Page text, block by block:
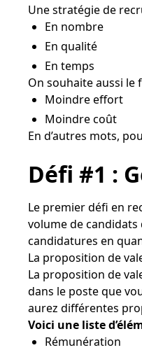
2. L’authenticité
3. La clarté
4. Le respect
En conclusion
Une stratégie de
En nombre
En qualité
En temps
On souhaite aussi le
Moindre effort
Moindre coût
En d’autres mots,
Défi #1 :
Le premier défi en
volume de
candidatures en
La proposition de
La proposition de
dans le poste que
aurez différentes
Voici une liste
Rémunération